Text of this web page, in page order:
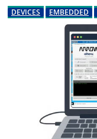
DEVICES EMBEDDED